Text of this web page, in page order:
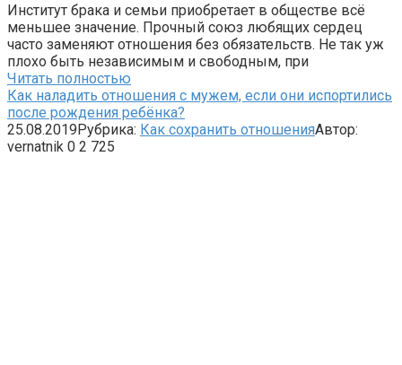
Институт брака и семьи приобретает в обществе всё
меньшее значение. Прочный союз любящих сердец
часто заменяют отношения без обязательств. Не так уж
плохо быть независимым и свободным, при
Читать полностью
Как наладить отношения с мужем, если они испортились
после рождения ребёнка?
25.08.2019Рубрика: Как сохранить отношенияАвтор:
vernatnik 0 2 725